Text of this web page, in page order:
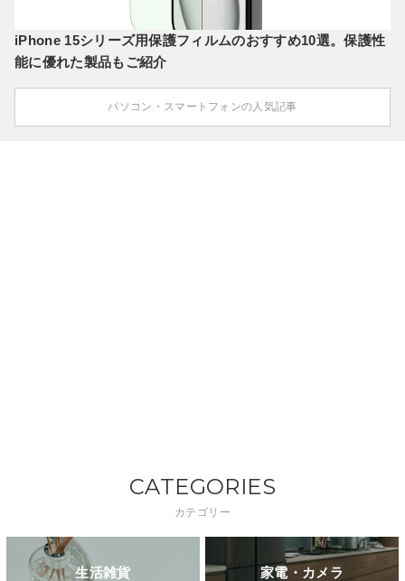
iPhone 15シリーズ用保護フィルムのおすすめ10選。保護性
能に優れた製品もご紹介
パソコン・スマートフォンの人気記事
CATEGORIES
カテゴリー
生活雑貨 家電・カメラ